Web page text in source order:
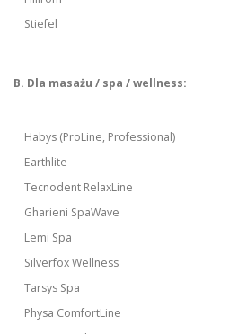
Stiefel
B. Dla masażu / spa / wellness:
Habys (ProLine, Professional)
Earthlite
Tecnodent RelaxLine
Gharieni SpaWave
Lemi Spa
Silverfox Wellness
Tarsys Spa
Physa ComfortLine